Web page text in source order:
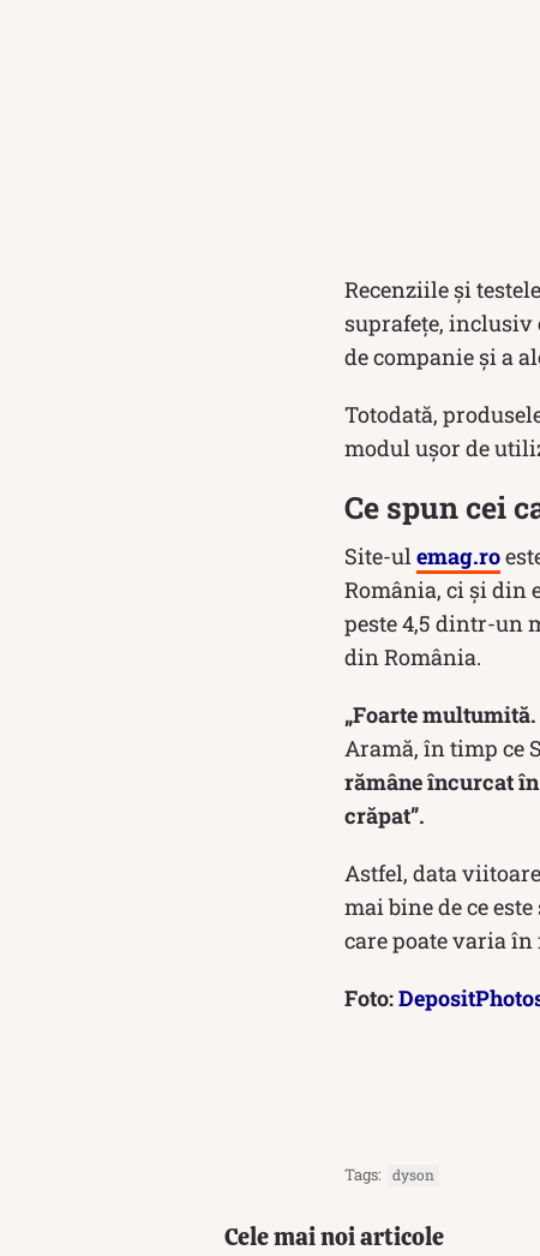
Recenziile și
suprafețe, inclusiv
de companie și a
Totodată,
modul ușor de
Ce spun cei
Site-ulemag.ro
România, ci și din
peste 4,5 dintr-un
din România.
„Foarte
Aramă, în timp ce
rămâne încurcat în
crăpat”.
Astfel, data
mai bine de ce
care poate varia
Foto:
Tags: dyson
Cele mai noi articole